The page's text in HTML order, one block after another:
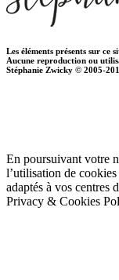
Les éléments présents sur ce
Aucune reproduction ou
Stéphanie Zwicky © 2005-
En poursuivant votre
l’utilisation de
adaptés à vos centres
Privacy & Cookies